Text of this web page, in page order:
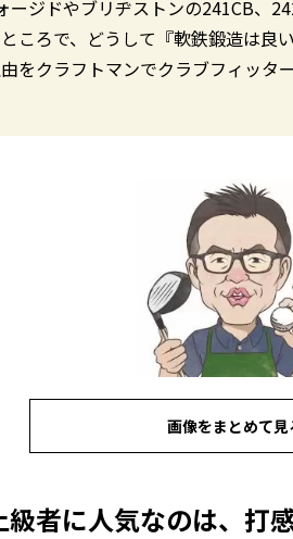
ージドやブリヂストンの241CB、
ころで、どうして『軟鉄鍛造は良
をクラフトマンでクラブフィッタ
画像をまとめて見
者に人気なのは、打